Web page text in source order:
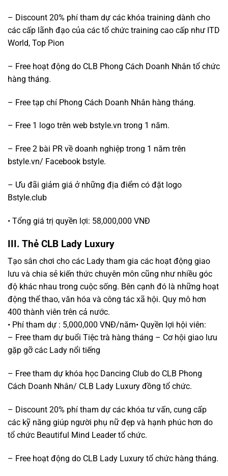
– Discount 20% phí tham dự các khóa training dành cho
các cấp lãnh đạo của các tổ chức training cao cấp như ITD
World, Top Pion
– Free hoạt động do CLB Phong Cách Doanh Nhân tổ chức
hàng tháng.
– Free tạp chí Phong Cách Doanh Nhân hàng tháng.
– Free 1 logo trên web bstyle.vn trong 1 năm.
– Free 2 bài PR về doanh nghiệp trong 1 năm trên
bstyle.vn/ Facebook bstyle.
– Ưu đãi giảm giá ở những địa điểm có đặt logo
Bstyle.club
• Tổng giá trị quyền lợi: 58,000,000 VNĐ
III. Thẻ CLB Lady Luxury
Tạo sân chơi cho các Lady tham gia các hoạt động giao
lưu và chia sẻ kiến thức chuyên môn cũng như nhiều góc
độ khác nhau trong cuộc sống. Bên cạnh đó là những hoạt
động thể thao, văn hóa và công tác xã hội. Quy mô hơn
400 thành viên trên cả nước.
• Phí tham dự : 5,000,000 VNĐ/năm• Quyền lợi hội viên:
– Free tham dự buổi Tiệc trà hàng tháng – Cơ hội giao lưu
gặp gỡ các Lady nổi tiếng
– Free tham dự khóa học Dancing Club do CLB Phong
Cách Doanh Nhân/ CLB Lady Luxury đồng tổ chức.
– Discount 20% phí tham dự các khóa tư vấn, cung cấp
các kỹ năng giúp người phụ nữ đẹp và hạnh phúc hơn do
tổ chức Beautiful Mind Leader tổ chức.
– Free hoạt động do CLB Lady Luxury tổ chức hàng tháng.